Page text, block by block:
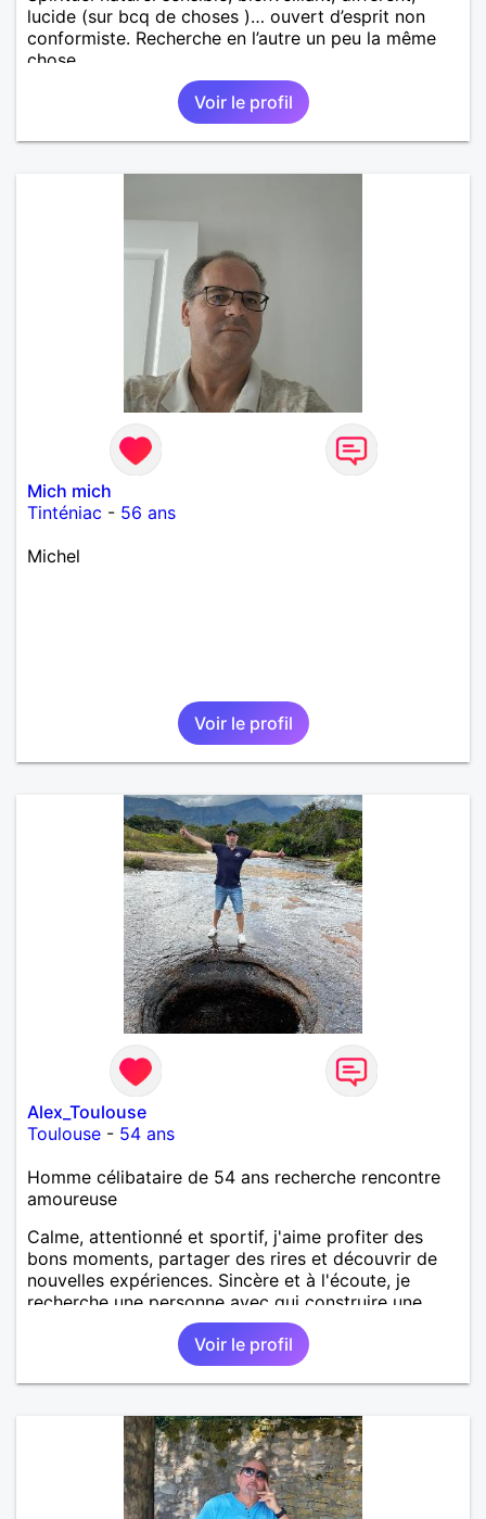
lucide (sur bcq de choses )… ouvert d’esprit non
conformiste. Recherche en l’autre un peu la même
chose…
Voir le profil
Mich mich
Tinténiac - 56 ans
Michel
Voir le profil
Alex_Toulouse
Toulouse - 54 ans
Homme célibataire de 54 ans recherche rencontre
amoureuse
Calme, attentionné et sportif, j'aime profiter des
bons moments, partager des rires et découvrir de
nouvelles expériences. Sincère et à l'écoute, je
recherche une personne avec qui construire une
belle complicité et une relation authentique.
Voir le profil